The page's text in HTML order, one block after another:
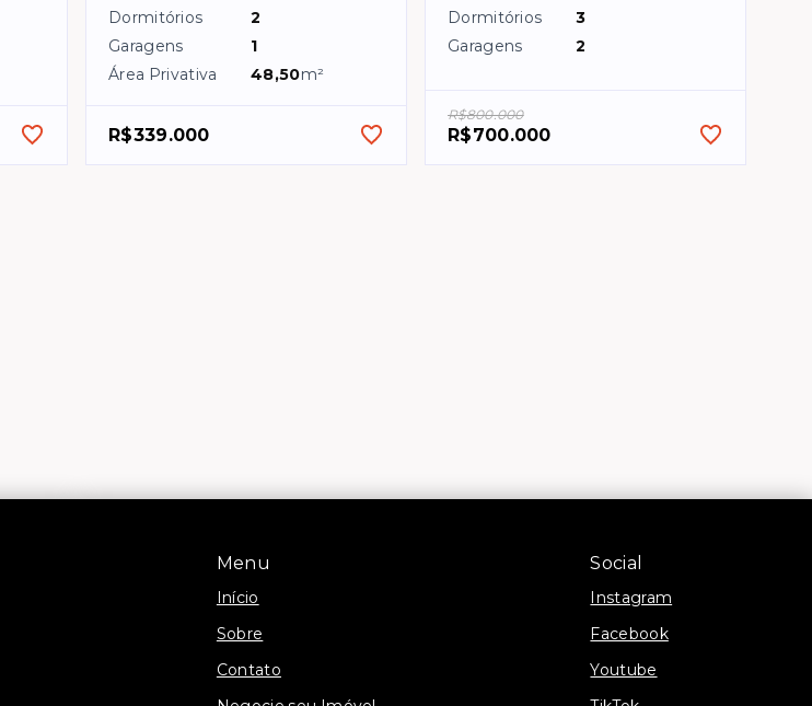
Dormitórios
2
Garagens
1
Área Privativa
48,50m²
R$339.000
Dormitórios
3
Garagens
2
R$800.000
R$700.000
Menu
Início
Sobre
Contato
Social
Instagram
Facebook
Youtube